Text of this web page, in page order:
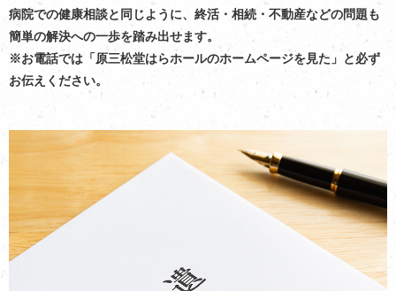
病院での健康相談と同じように、終活・相続・不動産などの問題も
簡単の解決への一歩を踏み出せます。
※お電話では「原三松堂はらホールのホームページを見た」と必ず
お伝えください。